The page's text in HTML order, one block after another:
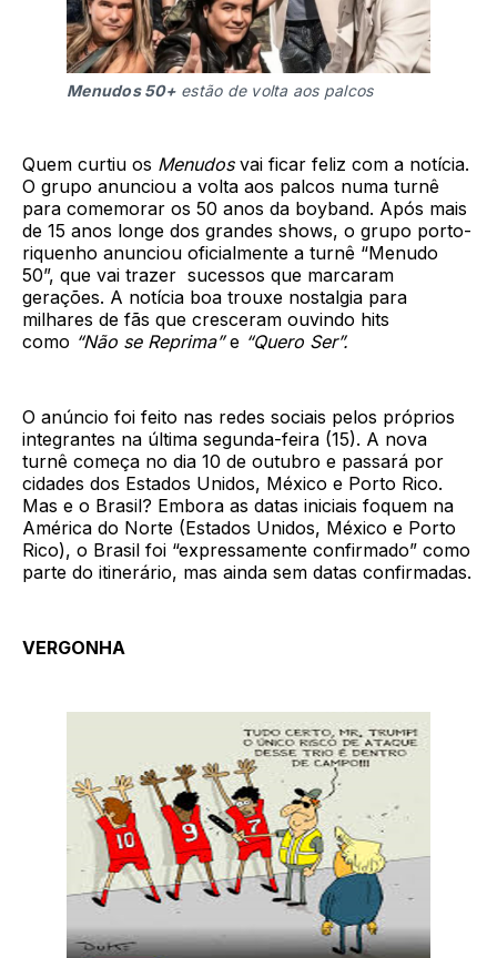
Menudos 50+ estão de volta aos palcos
Quem curtiu os Menudosvai ficar feliz com a notícia.
O grupo anunciou a volta aos palcos numa turnê
para comemorar os 50 anos da boyband. Após mais
de 15 anos longe dos grandes shows, o grupo porto-
riquenho anunciou oficialmente a turnê “Menudo
50”, que vai trazer sucessos que marcaram
gerações. A notícia boa trouxe nostalgia para
milhares de fãs que cresceram ouvindo hits
como “Não se Reprima”e “Quero Ser”.
O anúncio foi feito nas redes sociais pelos próprios
integrantes na última segunda-feira (15). A nova
turnê começa no dia 10 de outubro e passará por
cidades dos Estados Unidos, México e Porto Rico.
Mas e o Brasil? Embora as datas iniciais foquem na
América do Norte (Estados Unidos, México e Porto
Rico), o Brasil foi “expressamente confirmado” como
parte do itinerário, mas ainda sem datas confirmadas.
VERGONHA